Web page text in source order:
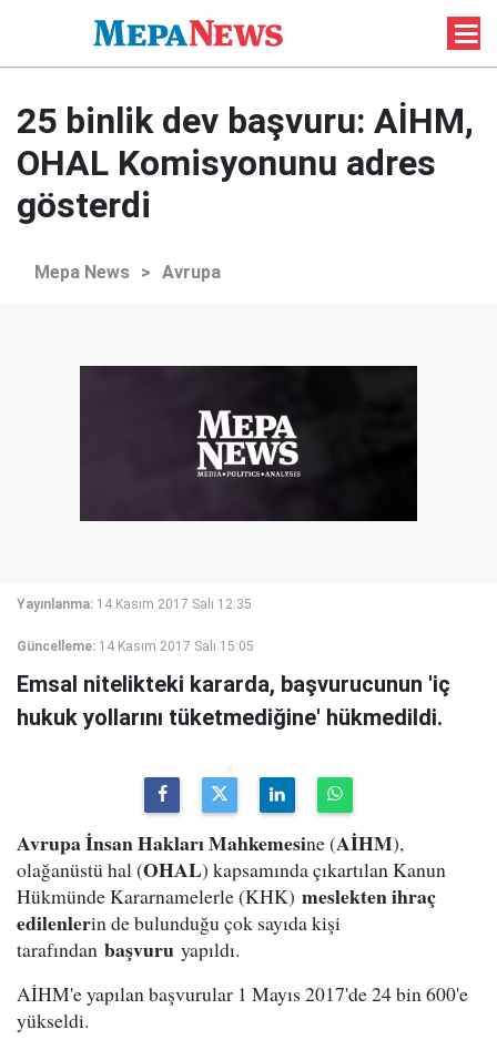
25 binlik dev başvuru: AİHM,
OHAL Komisyonunu adres
gösterdi
Mepa News > Avrupa
Yayınlanma: 14 Kasım 2017 Salı 12:35
Güncelleme: 14 Kasım 2017 Salı 15:05
Emsal nitelikteki kararda, başvurucunun 'iç
hukuk yollarını tüketmediğine' hükmedildi.
Avrupa İnsan Hakları Mahkemesine (AİHM),
olağanüstü hal (OHAL) kapsamında çıkartılan Kanun
Hükmünde Kararnamelerle (KHK) meslekten ihraç
edilenlerin de bulunduğu çok sayıda kişi
tarafından başvuru yapıldı.
AİHM'e yapılan başvurular 1 Mayıs 2017'de 24 bin 600'e
yükseldi.